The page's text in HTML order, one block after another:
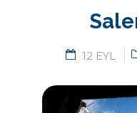
12 EYL